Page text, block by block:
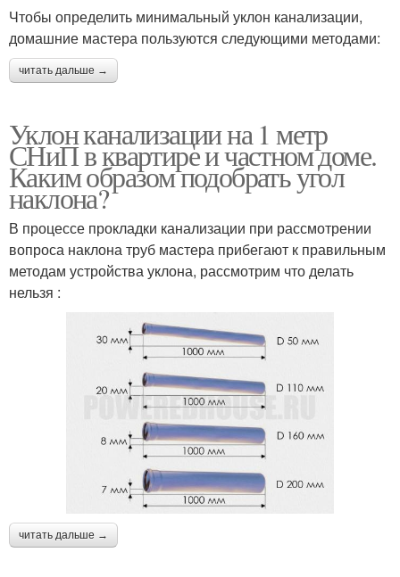
Чтобы определить минимальный уклон канализации,
домашние мастера пользуются следующими методами:
читать дальше →
Уклон канализации на 1 метр
СНиП в квартире и частном доме.
Каким образом подобрать угол
наклона?
В процессе прокладки канализации при рассмотрении
вопроса наклона труб мастера прибегают к правильным
методам устройства уклона, рассмотрим что делать
нельзя :
читать дальше →